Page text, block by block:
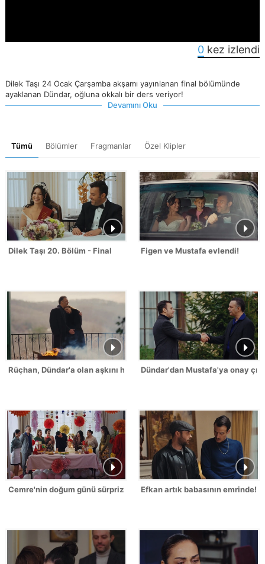
0 kez izlendi
Dilek Taşı 24 Ocak Çarşamba akşamı yayınlanan final bölümünde
ayaklanan Dündar, oğluna okkalı bir ders veriyor!
Devamını Oku
Tümü Bölümler Fragmanlar Özel Klipler
Dilek Taşı 20. Bölüm - Final Figen ve Mustafa evlendi!
Rüçhan, Dündar'a olan aşkını herkese söyledi!Dündar'dan Mustafa'ya onay
Cemre'nin doğum günü sürprizi büyük oldu!Efkan artık babasının emrinde!